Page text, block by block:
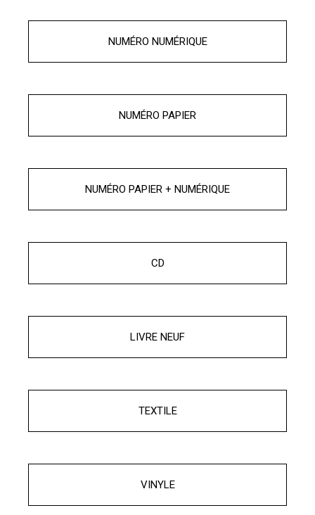
NUMÉRO NUMÉRIQUE
NUMÉRO PAPIER
NUMÉRO PAPIER + NUMÉRIQUE
CD
LIVRE NEUF
TEXTILE
VINYLE